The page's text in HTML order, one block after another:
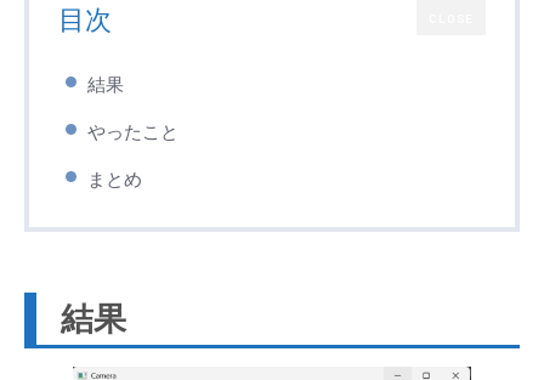
目次
結果
やったこと
まとめ
結果